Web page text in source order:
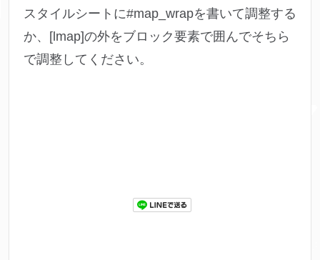
スタイルシートに#map_wrapを書いて調整する
か、[lmap]の外をブロック要素で囲んでそちら
で調整してください。